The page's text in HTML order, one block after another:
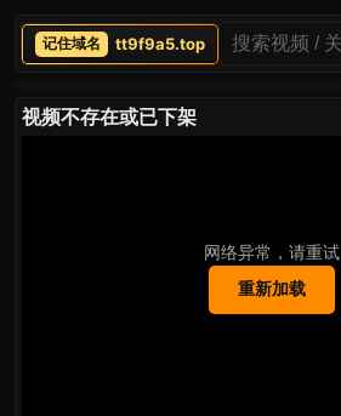
tt9f9a5.top
视频不存在或已下架
网络异常，请重试
重新加载